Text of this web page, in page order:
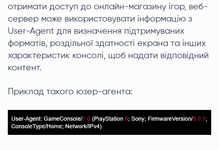
отримати доступ до онлайн-магазину ігор, веб-
сервер може використовувати інформацію з
User-Agent для визначення підтримуваних
форматів, роздільної здатності екрана та інших
характеристик консолі, щоб надати відповідний
контент.
Приклад такого юзер-агента: